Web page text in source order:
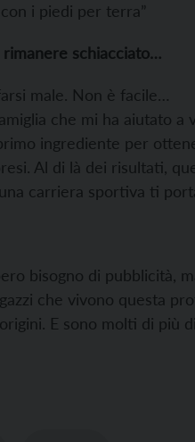
i piedi per terra”
schiacciato…
male. Non è facile…
che mi ha aiutato a
ingrediente per
Al di là dei risultati,
carriera sportiva ti
bisogno di pubblicità,
che vivono questa
E sono molti di più